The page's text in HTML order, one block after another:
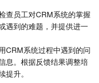
查员工对CRM系统的掌握
遇到的难题，并提供进一
CRM系统过程中遇到的问
息。根据反馈结果调整培
升。